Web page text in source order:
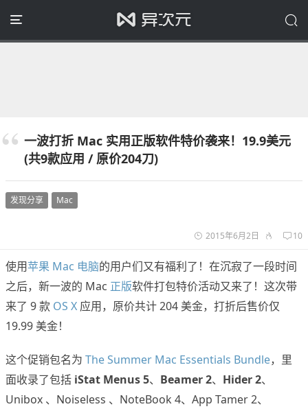
一波打折 Mac 实用正版软件特价袭来！19.9美元
(共9款应用 / 原价204刀)
发现分享 Mac
2015年6月2日 10
使用苹果 Mac 电脑的用户们又有福利了！在沉寂了一段时间
之后，新一波的 Mac 正版软件打包特价活动又来了！这次带
来了 9 款 OS X 应用，原价共计 204 美金，打折后售价仅
19.99 美金！
这个促销包名为 The Summer Mac Essentials Bundle，里
面收录了包括 iStat Menus 5、 Beamer 2、 Hider 2、
Unibox 、Noiseless 、NoteBook 4、App Tamer 2、